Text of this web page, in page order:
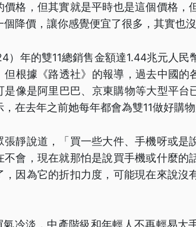
價格，但其實就是平時也是這個價格，
個降價，讓你感覺便宜了很多，其實也沒
）年的雙11總銷售金額達1.44兆元人
但根據《路透社》的報導，過去中國的
是像是阿里巴巴、京東購物等大型平台
，在去年之前她每年都會為雙11做好購
張靜說道，「買一些大件、手機呀或
不會，現在就那怕是說買手機或什麼的
，因為它的折扣力度，可能現在來說沒